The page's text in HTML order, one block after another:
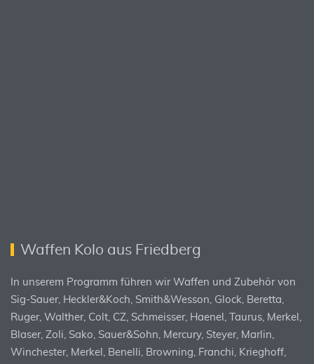
Waffen Kolo aus Friedberg
In unserem Programm führen wir Waffen und Zubehör von
Sig-Sauer, Heckler&Koch, Smith&Wesson, Glock, Beretta,
Ruger, Walther, Colt, CZ, Schmeisser, Haenel, Taurus, Merkel,
Blaser, Zoli, Sako, Sauer&Sohn, Mercury, Steyer, Marlin,
Winchester, Merkel, Benelli, Browning, Franchi, Krieghoff,